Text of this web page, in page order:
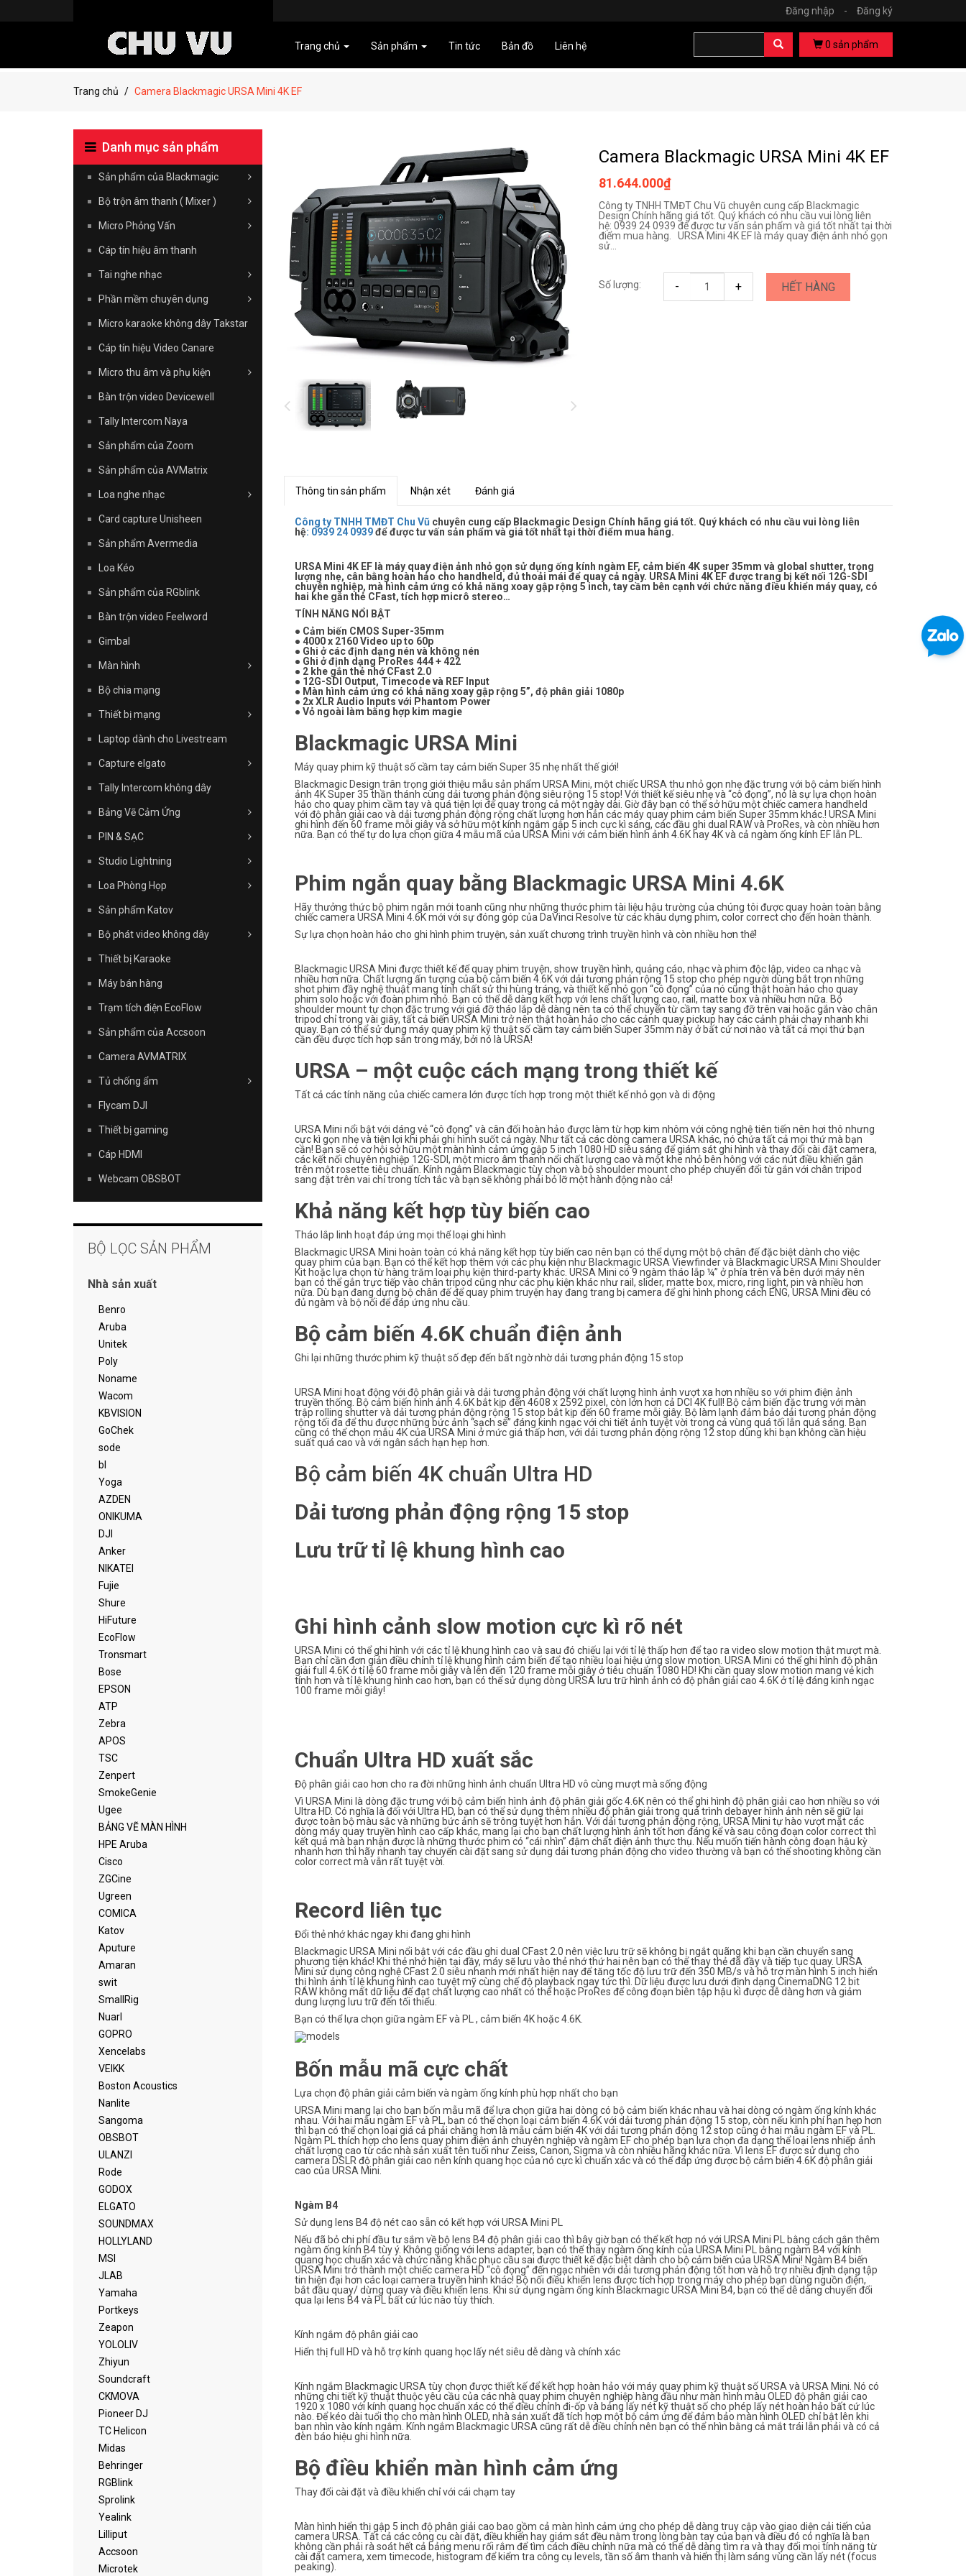
Đăng nhập - Đăng ký
Trang chủ Sản phẩm Tin tức Bản đồ Liên hệ 0 sản phẩm
Trang chủ Camera Blackmagic URSA Mini 4K EF
Camera Blackmagic URSA Mini 4K EF
81.644.000₫
Công ty TNHH TMĐT Chu Vũ chuyên cung cấp Blackmagic
Design Chính hãng giá tốt. Quý khách có nhu cầu vui lòng liên
hệ: 0939 24 0939 để được tư vấn sản phẩm và giá tốt nhất tại thời
điểm mua hàng. URSA Mini 4K EF là máy quay điện ảnh nhỏ gọn
sử...
Số lượng: - + HẾT HÀNG
Thông tin sản phẩm Nhận xét Đánh giá
Công ty TNHH TMĐT Chu Vũ chuyên cung cấp Blackmagic Design Chính hãng giá tốt. Quý khách có nhu cầu vui lòng liên
hệ: 0939 24 0939 để được tư vấn sản phẩm và giá tốt nhất tại thời điểm mua hàng.
URSA Mini 4K EF là máy quay điện ảnh nhỏ gọn sử dụng ống kính ngàm EF, cảm biến 4K super 35mm và global shutter, trọng
lượng nhẹ, cân bằng hoàn hảo cho handheld, đủ thoải mái để quay cả ngày. URSA Mini 4K EF được trang bị kết nối 12G-SDI
chuyên nghiệp, mà hình cảm ứng có khả năng xoay gập rộng 5 inch, tay cầm bên cạnh với chức năng điều khiển máy quay, có
hai khe gắn thẻ CFast, tích hợp micrô stereo…
TÍNH NĂNG NỔI BẬT
● Cảm biến CMOS Super-35mm
● 4000 x 2160 Video up to 60p
● Ghi ở các định dạng nén và không nén
● Ghi ở định dạng ProRes 444 + 422
● 2 khe gắn thẻ nhớ CFast 2.0
● 12G-SDI Output, Timecode và REF Input
● Màn hình cảm ứng có khả năng xoay gập rộng 5”, độ phân giải 1080p
● 2x XLR Audio Inputs với Phantom Power
● Vỏ ngoài làm bằng hợp kim magie
Blackmagic URSA Mini
Máy quay phim kỹ thuật số cầm tay cảm biến Super 35 nhẹ nhất thế giới!
Blackmagic Design trân trọng giới thiệu mẫu sản phẩm URSA Mini, một chiếc URSA thu nhỏ gọn nhẹ đặc trưng với bộ cảm biến hình
ảnh 4K Super 35 thần thánh cùng dải tương phản động siêu rộng 15 stop! Với thiết kế siêu nhẹ và “cô đọng”, nó là sự lựa chọn hoàn
hảo cho quay phim cầm tay và quá tiện lợi để quay trong cả một ngày dài. Giờ đây bạn có thể sở hữu một chiếc camera handheld
với độ phân giải cao và dải tương phản động rộng chất lượng hơn hẳn các máy quay phim cảm biến Super 35mm khác.! URSA Mini
ghi hình đến 60 frame mỗi giây và sở hữu một kính ngắm gập 5 inch cực kì sáng, các đầu ghi dual RAW và ProRes, và còn nhiều hơn
nữa. Bạn có thể tự do lựa chọn giữa 4 mẫu mã của URSA Mini với cảm biến hình ảnh 4.6K hay 4K và cả ngàm ống kính EF lẫn PL.
Phim ngắn quay bằng Blackmagic URSA Mini 4.6K
Hãy thưởng thức bộ phim ngắn mới toanh cũng như những thước phim tài liệu hậu trường của chúng tôi được quay hoàn toàn bằng
chiếc camera URSA Mini 4.6K mới với sự đóng góp của DaVinci Resolve từ các khâu dựng phim, color correct cho đến hoàn thành.
Sự lựa chọn hoàn hảo cho ghi hình phim truyện, sản xuất chương trình truyền hình và còn nhiều hơn thế!
Blackmagic URSA Mini được thiết kế để quay phim truyện, show truyền hình, quảng cáo, nhạc và phim độc lập, video ca nhạc và
nhiều hơn nữa. Chất lượng ấn tượng của bộ cảm biến 4.6K với dải tương phản rộng 15 stop cho phép người dùng bắt trọn những
shot phim đầy nghệ thuật mang tính chất sử thi hùng tráng, và thiết kế nhỏ gọn “cô đọng” của nó cũng thật hoàn hảo cho quay
phim solo hoặc với đoàn phim nhỏ. Bạn có thể dễ dàng kết hợp với lens chất lượng cao, rail, matte box và nhiều hơn nữa. Bộ
shoulder mount tự chọn đặc trưng với giá đỡ tháo lắp dễ dàng nên ta có thể chuyển từ cầm tay sang đỡ trên vai hoặc gắn vào chân
tripod chỉ trong vài giây, tất cả biến URSA Mini trở nên thật hoàn hảo cho các cảnh quay pickup hay các cảnh phải chạy nhanh khi
quay. Bạn có thể sử dụng máy quay phim kỹ thuật số cầm tay cảm biến Super 35mm này ở bất cứ nơi nào và tất cả mọi thứ bạn
cần đều được tích hợp sẵn trong máy, bởi nó là URSA!
URSA – một cuộc cách mạng trong thiết kế
Tất cả các tính năng của chiếc camera lớn được tích hợp trong một thiết kế nhỏ gọn và di động
URSA Mini nổi bật với dáng vẻ “cô đọng” và cân đối hoàn hảo được làm từ hợp kim nhôm với công nghệ tiên tiến nên hơi thô nhưng
cực kì gọn nhẹ và tiện lợi khi phải ghi hình suốt cả ngày. Như tất cả các dòng camera URSA khác, nó chứa tất cả mọi thứ mà bạn
cần! Bạn sẽ có cơ hội sở hữu một màn hình cảm ứng gập 5 inch 1080 HD siêu sáng để giám sát ghi hình và thay đổi cài đặt camera,
các kết nối chuyên nghiệp 12G-SDI, một micro âm thanh nổi chất lượng cao và một khe nhỏ bên hông với các nút điều khiển gắn
trên một rosette tiêu chuẩn. Kính ngắm Blackmagic tùy chọn và bộ shoulder mount cho phép chuyển đổi từ gắn với chân tripod
sang đặt trên vai chỉ trong tích tắc và bạn sẽ không phải bỏ lỡ một hành động nào cả!
Khả năng kết hợp tùy biến cao
Tháo lắp linh hoạt đáp ứng mọi thể loại ghi hình
Blackmagic URSA Mini hoàn toàn có khả năng kết hợp tùy biến cao nên bạn có thể dựng một bộ chân đế đặc biệt dành cho việc
quay phim của bạn. Bạn có thể kết hợp thêm với các phụ kiện như Blackmagic URSA Viewfinder và Blackmagic URSA Mini Shoulder
Kit hoặc lựa chọn từ hàng trăm loại phụ kiện third-party khác. URSA Mini có 9 ngàm tháo lắp ¼” ở phía trên và bên dưới máy nên
bạn có thể gắn trực tiếp vào chân tripod cũng như các phụ kiện khác như rail, slider, matte box, micro, ring light, pin và nhiều hơn
nữa. Dù bạn đang dựng bộ chân đế để quay phim truyện hay đang trang bị camera để ghi hình phong cách ENG, URSA Mini đều có
đủ ngàm và bộ nối để đáp ứng nhu cầu.
Bộ cảm biến 4.6K chuẩn điện ảnh
Ghi lại những thước phim kỹ thuật số đẹp đến bất ngờ nhờ dải tương phản động 15 stop
URSA Mini hoạt động với độ phân giải và dải tương phản động với chất lượng hình ảnh vượt xa hơn nhiều so với phim điện ảnh
truyền thống. Bộ cảm biến hình ảnh 4.6K bắt kịp đến 4608 x 2592 pixel, còn lớn hơn cả DCI 4K full! Bộ cảm biến đặc trưng với màn
trập rolling shutter và dải tương phản động rộng 15 stop bắt kịp đến 60 frame mỗi giây. Bộ làm lạnh đảm bảo dải tương phản động
rộng tối đa để thu được những bức ảnh “sạch sẽ” đáng kinh ngạc với chi tiết ảnh tuyệt vời trong cả vùng quá tối lẫn quá sáng. Bạn
cũng có thể chọn mẫu 4K của URSA Mini ở mức giá thấp hơn, với dải tương phản động rộng 12 stop dùng khi bạn không cần hiệu
suất quá cao và với ngân sách hạn hẹp hơn.
Bộ cảm biến 4K chuẩn Ultra HD
Dải tương phản động rộng 15 stop
Lưu trữ tỉ lệ khung hình cao
Ghi hình cảnh slow motion cực kì rõ nét
URSA Mini có thể ghi hình với các tỉ lệ khung hình cao và sau đó chiếu lại với tỉ lệ thấp hơn để tạo ra video slow motion thật mượt mà.
Bạn chỉ cần đơn giản điều chỉnh tỉ lệ khung hình cảm biến để tạo nhiều loại hiệu ứng slow motion. URSA Mini có thể ghi hình độ phân
giải full 4.6K ở tỉ lệ 60 frame mỗi giây và lên đến 120 frame mỗi giây ở tiêu chuẩn 1080 HD! Khi cần quay slow motion mang vẻ kịch
tính hơn và tỉ lệ khung hình cao hơn, bạn có thể sử dụng dòng URSA lưu trữ hình ảnh có độ phân giải cao 4.6K ở tỉ lệ đáng kinh ngạc
100 frame mỗi giây!
Chuẩn Ultra HD xuất sắc
Độ phân giải cao hơn cho ra đời những hình ảnh chuẩn Ultra HD vô cùng mượt mà sống động
Vì URSA Mini là dòng đặc trưng với bộ cảm biến hình ảnh độ phân giải gốc 4.6K nên có thể ghi hình độ phân giải cao hơn nhiều so với
Ultra HD. Có nghĩa là đối với Ultra HD, bạn có thể sử dụng thêm nhiều độ phân giải trong quá trình debayer hình ảnh nên sẽ giữ lại
được toàn bộ màu sắc và những bức ảnh sẽ trông tuyệt hơn hẳn. Với dải tương phản động rộng, URSA Mini tự hào vượt mặt các
dòng máy quay truyền hình cao cấp khác, mang lại cho bạn chất lượng hình ảnh tốt hơn đáng kể và sau công đoạn color correct thì
kết quả mà bạn nhận được là những thước phim có “cái nhìn” đậm chất điện ảnh thực thụ. Nếu muốn tiến hành công đoạn hậu kỳ
nhanh hơn thì hãy nhanh tay chuyển cài đặt sang sử dụng dải tương phản động cho video thường và bạn có thể shooting không cần
color correct mà vẫn rất tuyệt vời.
Record liên tục
Đổi thẻ nhớ khác ngay khi đang ghi hình
Blackmagic URSA Mini nổi bật với các đầu ghi dual CFast 2.0 nên việc lưu trữ sẽ không bị ngắt quãng khi bạn cần chuyển sang
phương tiện khác! Khi thẻ nhớ hiện tại đầy, máy sẽ lưu vào thẻ nhớ thứ hai nên bạn có thể thay thẻ đã đầy và tiếp tục quay. URSA
Mini sử dụng công nghệ CFast 2.0 siêu nhanh mới nhất hiện nay để tăng tốc độ lưu trữ đến 350 MB/s và hỗ trợ màn hình 5 inch hiển
thị hình ảnh tỉ lệ khung hình cao tuyệt mỹ cùng chế độ playback ngay tức thì. Dữ liệu được lưu dưới định dạng CinemaDNG 12 bit
RAW không mất dữ liệu để đạt chất lượng cao nhất có thể hoặc ProRes để công đoạn biên tập hậu kì được dễ dàng hơn và giảm
dung lượng lưu trữ đến tối thiểu.
Bạn có thể lựa chọn giữa ngàm EF và PL , cảm biến 4K hoặc 4.6K.
Bốn mẫu mã cực chất
Lựa chọn độ phân giải cảm biến và ngàm ống kính phù hợp nhất cho bạn
URSA Mini mang lại cho bạn bốn mẫu mã để lựa chọn giữa hai dòng có bộ cảm biến khác nhau và hai dòng có ngàm ống kính khác
nhau. Với hai mẫu ngàm EF và PL, bạn có thể chọn loại cảm biến 4.6K với dải tương phản động 15 stop, còn nếu kinh phí hạn hẹp hơn
thì bạn có thể chọn loại giá cả phải chăng hơn là mẫu cảm biến 4K với dải tương phản động 12 stop cũng ở hai mẫu ngàm EF và PL.
Ngàm PL thích hợp cho lens quay phim điện ảnh chuyên nghiệp và ngàm EF cho phép bạn lựa chọn đa dạng thể loại lens nhiếp ảnh
chất lượng cao từ các nhà sản xuất tên tuổi như Zeiss, Canon, Sigma và còn nhiều hãng khác nữa. Vì lens EF được sử dụng cho
camera DSLR độ phân giải cao nên kính quang học của nó cực kì chuẩn xác và có thể đáp ứng được bộ cảm biến 4.6K độ phân giải
cao của URSA Mini.
Ngàm B4
Sử dụng lens B4 độ nét cao sẵn có kết hợp với URSA Mini PL
Nếu đã bỏ chi phí đầu tư sắm về bộ lens B4 độ phân giải cao thì bây giờ bạn có thể kết hợp nó với URSA Mini PL bằng cách gắn thêm
ngàm ống kính B4 tùy ý. Không giống với lens adapter, bạn có thể thay ngàm ống kính của URSA Mini PL bằng ngàm B4 với kính
quang học chuẩn xác và chức năng khắc phục cầu sai được thiết kế đặc biệt dành cho bộ cảm biến của URSA Mini! Ngàm B4 biến
URSA Mini trở thành một chiếc camera HD “cô đọng” đến ngạc nhiên với dải tương phản động tốt hơn và hỗ trợ nhiều định dạng tập
tin hiện đại hơn các loại camera truyền hình khác! Bộ nối điều khiển lens được tích hợp trong máy cho phép bạn dùng nguồn điện,
bắt đầu quay/ dừng quay và điều khiển lens. Khi sử dụng ngàm ống kính Blackmagic URSA Mini B4, bạn có thể dễ dàng chuyển đổi
qua lại lens B4 và PL bất cứ lúc nào tùy thích.
Kính ngắm độ phân giải cao
Hiển thị full HD và hỗ trợ kính quang học lấy nét siêu dễ dàng và chính xác
Kính ngắm Blackmagic URSA tùy chọn được thiết kế để kết hợp hoàn hảo với máy quay phim kỹ thuật số URSA và URSA Mini. Nó có
những chi tiết kỹ thuật thuộc yêu cầu của các nhà quay phim chuyên nghiệp hàng đầu như màn hình màu OLED độ phân giải cao
1920 x 1080 với kính quang học chuẩn xác có thể điều chỉnh đi-ốp và bảng lấy nét kỹ thuật số cho phép lấy nét hoàn hảo bất cứ lúc
nào. Để kéo dài tuổi thọ cho màn hình OLED, nhà sản xuất đã tích hợp một bộ cảm ứng để đảm bảo màn hình OLED chỉ bật lên khi
bạn nhìn vào kính ngắm. Kính ngắm Blackmagic URSA cũng rất dễ điều chỉnh nên bạn có thể nhìn bằng cả mắt trái lẫn phải và có cả
đèn báo hiệu ghi hình nữa.
Bộ điều khiển màn hình cảm ứng
Thay đổi cài đặt và điều khiển chỉ với cái chạm tay
Màn hình hiển thị gập 5 inch độ phân giải cao bao gồm cả màn hình cảm ứng cho phép dễ dàng truy cập vào giao diện cải tiến của
camera URSA. Tất cả các công cụ cài đặt, điều khiển hay giám sát đều nằm trong lòng bàn tay của bạn và điều đó có nghĩa là bạn
không cần phải rà soát hết cả bảng menu rối rắm để tìm cách điều chỉnh nữa mà có thể dễ dàng tìm ra và thay đổi mọi tính năng từ
cài đặt camera, xem timecode, histogram để kiểm tra công cụ levels, tần số âm thanh và hiển thị làm sáng vùng cần lấy nét (focus
peaking).
Danh mục sản phẩm
Sản phẩm của Blackmagic
Bộ trộn âm thanh ( Mixer )
Micro Phỏng Vấn
Cáp tín hiệu âm thanh
Tai nghe nhạc
Phần mềm chuyên dụng
Micro karaoke không dây Takstar
Cáp tín hiệu Video Canare
Micro thu âm và phụ kiện
Bàn trộn video Devicewell
Tally Intercom Naya
Sản phẩm của Zoom
Sản phẩm của AVMatrix
Loa nghe nhạc
Card capture Unisheen
Sản phẩm Avermedia
Loa Kéo
Sản phẩm của RGblink
Bàn trộn video Feelword
Gimbal
Màn hình
Bộ chia mạng
Thiết bị mạng
Laptop dành cho Livestream
Capture elgato
Tally Intercom không dây
Bảng Vẽ Cảm Ứng
PIN & SẠC
Studio Lightning
Loa Phòng Họp
Sản phẩm Katov
Bộ phát video không dây
Thiết bị Karaoke
Máy bán hàng
Trạm tích điện EcoFlow
Sản phẩm của Accsoon
Camera AVMATRIX
Tủ chống ẩm
Flycam DJI
Thiết bị gaming
Cáp HDMI
Webcam OBSBOT
BỘ LỌC SẢN PHẨM
Nhà sản xuất
Benro
Aruba
Unitek
Poly
Noname
Wacom
KBVISION
GoChek
sode
bl
Yoga
AZDEN
ONIKUMA
DJI
Anker
NIKATEI
Fujie
Shure
HiFuture
EcoFlow
Tronsmart
Bose
EPSON
ATP
Zebra
APOS
TSC
Zenpert
SmokeGenie
Ugee
BẢNG VẼ MÀN HÌNH
HPE Aruba
Cisco
ZGCine
Ugreen
COMICA
Katov
Aputure
Amaran
swit
SmallRig
Nuarl
GOPRO
Xencelabs
VEIKK
Boston Acoustics
Nanlite
Sangoma
OBSBOT
ULANZI
Rode
GODOX
ELGATO
SOUNDMAX
HOLLYLAND
MSI
JLAB
Yamaha
Portkeys
Zeapon
YOLOLIV
Zhiyun
Soundcraft
CKMOVA
Pioneer DJ
TC Helicon
Midas
Behringer
RGBlink
Sprolink
Yealink
Lilliput
Accsoon
Microtek